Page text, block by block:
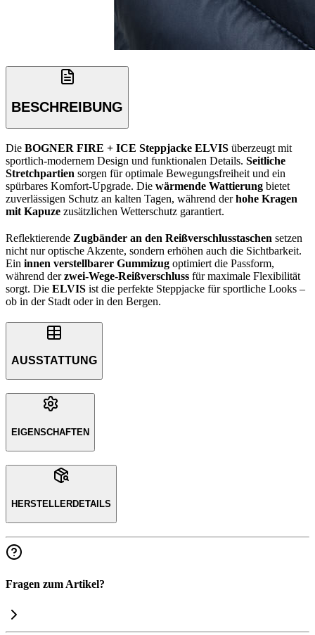
BESCHREIBUNG
Die BOGNER FIRE + ICE Steppjacke ELVIS überzeugt mit
sportlich-modernem Design und funktionalen Details. Seitliche
Stretchpartien sorgen für optimale Bewegungsfreiheit und ein
spürbares Komfort-Upgrade. Die wärmende Wattierung bietet
zuverlässigen Schutz an kalten Tagen, während derhohe Kragen
mit Kapuze zusätzlichen Wetterschutz garantiert.
Reflektierende Zugbänder an den Reißverschlusstaschen setzen
nicht nur optische Akzente, sondern erhöhen auch die Sichtbarkeit.
Ein innen verstellbarer Gummizug optimiert die Passform,
während derzwei-Wege-Reißverschluss für maximale Flexibilität
sorgt. Die ELVIS ist die perfekte Steppjacke für sportliche Looks –
ob in der Stadt oder in den Bergen.
AUSSTATTUNG
EIGENSCHAFTEN
HERSTELLERDETAILS
Fragen zum Artikel?